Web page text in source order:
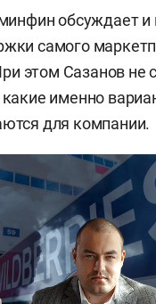
обсуждает
самого
этом Сазанов не
какие именно
для компании.